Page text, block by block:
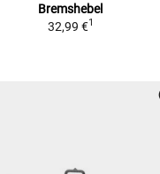
Bremshebel
32,99 €1